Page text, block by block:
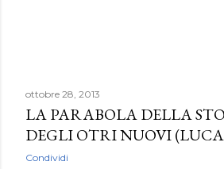
ottobre 28, 2013
LA PARABOLA DELLA
DEGLI OTRI NUOVI (LUCA
Condividi